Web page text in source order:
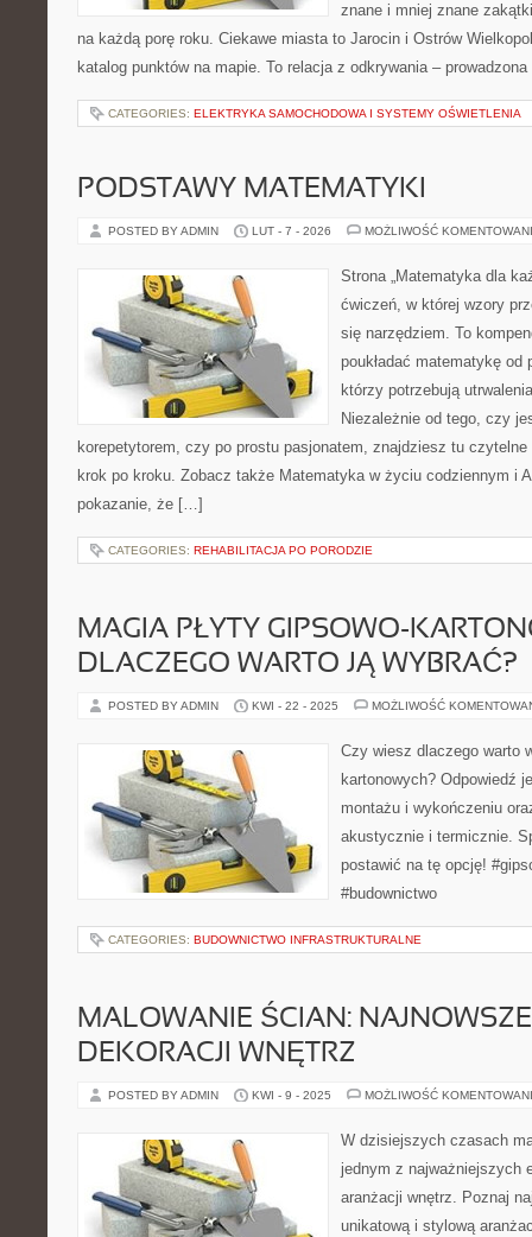
znane i mniej znane
na każdą porę roku. Ciekawe miasta to Jarocin i Ostrów
katalog punktów na mapie. To relacja z odkrywania –
CATEGORIES: ELEKTRYKA SAMOCHODOWA I SYSTEMY OŚWIETLENIA
PODSTAWY MATEMATYKI
POSTED BY ADMIN LUT - 7 - 2026 MOŻLIWOŚĆ
Strona „Matematyka dla
ćwiczeń, w której wzory
się narzędziem. To
poukładać matematykę od
którzy potrzebują
Niezależnie od tego, czy
korepetytorem, czy po prostu pasjonatem, znajdziesz tu czytelne
krok po kroku. Zobacz także Matematyka w życiu codziennym i
pokazanie, że […]
CATEGORIES: REHABILITACJA PO PORODZIE
MAGIA PŁYTY GIPSOWO-
DLACZEGO WARTO JĄ WYBRAĆ?
POSTED BY ADMIN KWI - 22 - 2025 MOŻLIWOŚĆ
Czy wiesz dlaczego warto
kartonowych? Odpowiedź
montażu i wykończeniu
akustycznie i termicznie.
postawić na tę opcję!
#budownictwo
CATEGORIES: BUDOWNICTWO INFRASTRUKTURALNE
MALOWANIE ŚCIAN:
DEKORACJI WNĘTRZ
POSTED BY ADMIN KWI - 9 - 2025 MOŻLIWOŚĆ
W dzisiejszych czasach
jednym z najważniejszych
aranżacji wnętrz. Poznaj
unikatową i stylową